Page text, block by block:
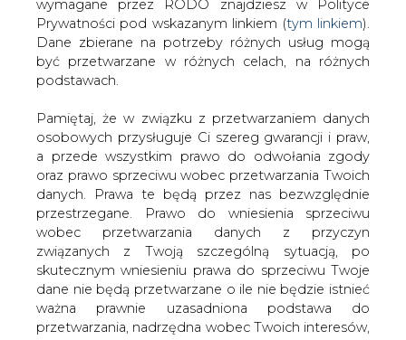
podstawach.
Pamiętaj, że w związku z przetwarzaniem danych
osobowych przysługuje Ci szereg gwarancji i praw,
a przede wszystkim prawo do odwołania zgody
danych. Prawa te będą przez nas bezwzględnie
przestrzegane. Prawo do wniesienia sprzeciwu
wobec przetwarzania danych z przyczyn
związanych z Twoją szczególną sytuacją, po
skutecznym wniesieniu prawa do sprzeciwu Twoje
dane nie będą przetwarzane o ile nie będzie istnieć
ważna prawnie uzasadniona podstawa do
przetwarzania, nadrzędna wobec Twoich interesów,
praw i wolności lub podstawa do ustalenia,
dochodzenia lub obrony roszczeń. Twoje dane nie
będą przetwarzane w celu marketingu własnego
po zgłoszeniu sprzeciwu. Jeżeli więc nie zgadzasz
w kontekście kryzysu gazowego na
Ukrainie BiznesAlert.pl zapytał Agatę
Łoskot-Strachotę z Ośrodka Studiów
Wschodnich. &#8211; Wydaje się, że
głównie dzięki Komisji Europejskiej
rozmowy KE-Ukraina-Rosja trwały aż do
tej pory. Niewykluczone, że strony za
jakiś czas znów siądą do rozmów i
najprawdopodobniej znów będzie tu
spora rola dla Komisji &#8211; ocenia w
rozmowie z portalem.